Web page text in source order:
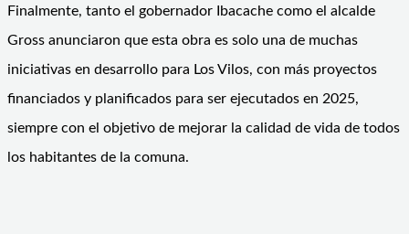
Finalmente, tanto el gobernador Ibacache como el alcalde
Gross anunciaron que esta obra es solo una de muchas
iniciativas en desarrollo para Los Vilos, con más proyectos
financiados y planificados para ser ejecutados en 2025,
siempre con el objetivo de mejorar la calidad de vida de todos
los habitantes de la comuna.